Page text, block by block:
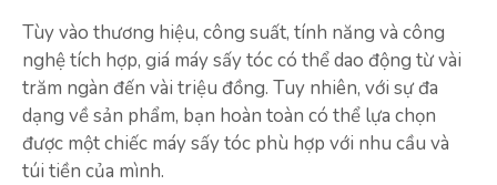
Tùy vào thương hiệu, công suất, tính năng và công
nghệ tích hợp, giá máy sấy tóc có thể dao động từ vài
trăm ngàn đến vài triệu đồng. Tuy nhiên, với sự đa
dạng về sản phẩm, bạn hoàn toàn có thể lựa chọn
được một chiếc máy sấy tóc phù hợp với nhu cầu và
túi tiền của mình.